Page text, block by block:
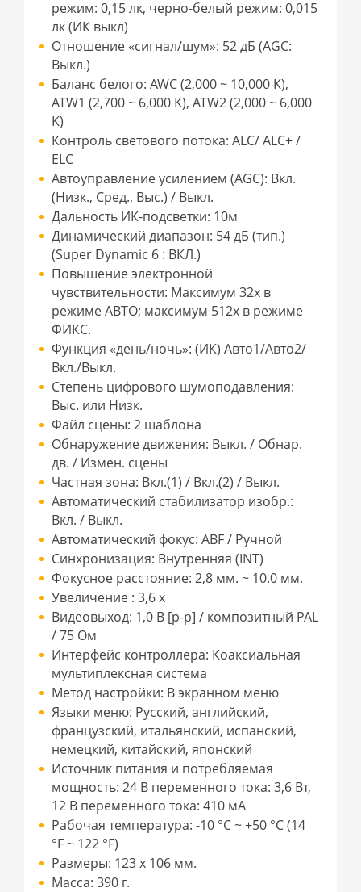
режим: 0,15 лк, черно-белый режим: 0,015
лк (ИК выкл)
Отношение «сигнал/шум»: 52 дБ (AGC:
Выкл.)
Баланс белого: AWC (2,000 ~ 10,000 K),
ATW1 (2,700 ~ 6,000 K), ATW2 (2,000 ~ 6,000
K)
Контроль светового потока: ALC/ ALC+ /
ELC
Автоуправление усилением (AGC): Вкл.
(Низк., Сред., Выс.) / Выкл.
Дальность ИК-подсветки: 10м
Динамический диапазон: 54 дБ (тип.)
(Super Dynamic 6 : ВКЛ.)
Повышение электронной
чувствительности: Максимум 32x в
режиме АВТО; максимум 512x в режиме
ФИКС.
Функция «день/ночь»: (ИК) Авто1/Авто2/
Вкл./Выкл.
Степень цифрового шумоподавления:
Выс. или Низк.
Файл сцены: 2 шаблона
Обнаружение движения: Выкл. / Обнар.
дв. / Измен. сцены
Частная зона: Вкл.(1) / Вкл.(2) / Выкл.
Автоматический стабилизатор изобр.:
Вкл. / Выкл.
Автоматический фокус: ABF / Ручной
Синхронизация: Внутренняя (INT)
Фокусное расстояние: 2,8 мм. ~ 10.0 мм.
Увеличение : 3,6 x
Видеовыход: 1,0 В [p-p] / композитный PAL
/ 75 Ом
Интерфейс контроллера: Коаксиальная
мультиплексная система
Метод настройки: В экранном меню
Языки меню: Русский, английский,
французский, итальянский, испанский,
немецкий, китайский, японский
Источник питания и потребляемая
мощность: 24 В переменного тока: 3,6 Вт,
12 В переменного тока: 410 мА
Рабочая температура: -10 °C ~ +50 °C (14
°F ~ 122 °F)
Размеры: 123 x 106 мм.
Масса: 390 г.